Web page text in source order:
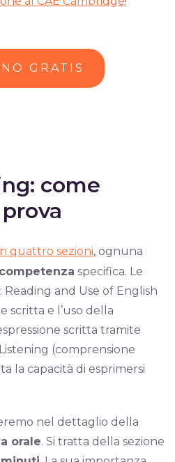
GRATIS
come
quattro sezioni, ognuna
competenza specifica. Le
Reading and Use of English
scritta e l’uso della
scritta tramite
(comprensione
la capacità di esprimersi
nel dettaglio della
orale. Si tratta della sezione